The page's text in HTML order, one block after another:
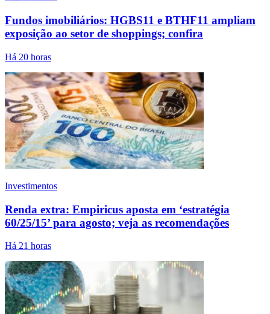
Fundos imobiliários: HGBS11 e BTHF11 ampliam
exposição ao setor de shoppings; confira
Há 20 horas
Investimentos
Renda extra: Empiricus aposta em ‘estratégia
60/25/15’ para agosto; veja as recomendações
Há 21 horas